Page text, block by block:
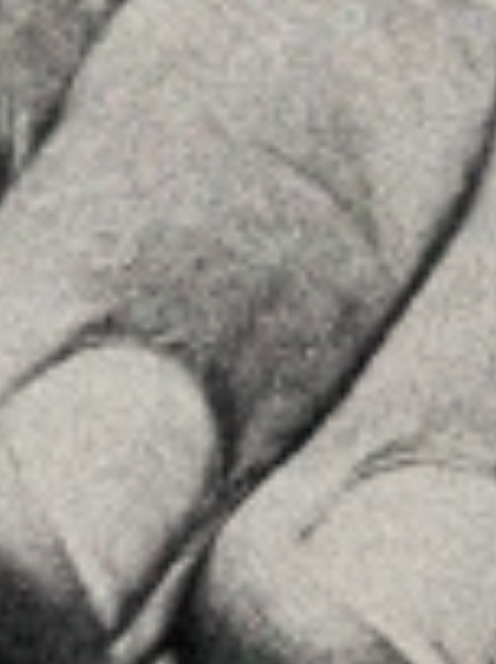
MENU
Home
La Firma
Equipo
Asesoramiento
Contactar
SÍGUENOS
Linkedin
Youtube
Allyon — Barcelona, Spain
Copyrights © 2026 AVISO LEGAL
POLÍTICA DE COOKIES ·POLÍTICA DE PRIVACIDAD